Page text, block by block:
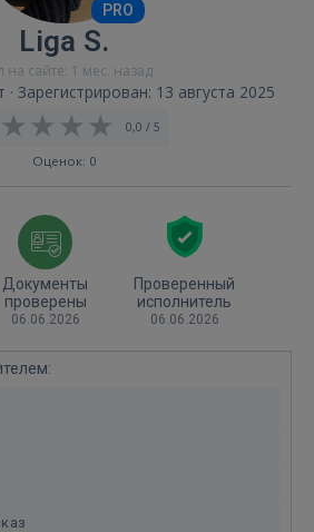
PRO
Liga S.
на сайте: 1 мес. назад
· Зарегистрирован: 13 августа 2025
0,0 / 5
Оценок: 0
Документы
проверены
06.06.2026
Проверенный
исполнитель
06.06.2026